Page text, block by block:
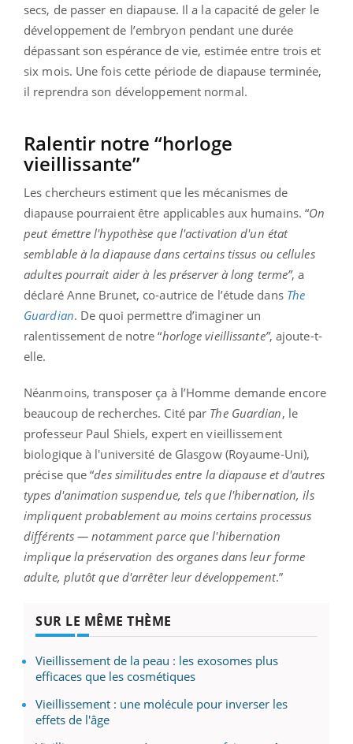
secs, de passer en diapause. Il a la capacité de geler le
développement de l’embryon pendant une durée
dépassant son espérance de vie, estimée entre trois et
six mois. Une fois cette période de diapause terminée,
il reprendra son développement normal.
Ralentir notre “horloge
vieillissante”
Les chercheurs estiment que les mécanismes de
diapause pourraient être applicables aux humains. “On
peut émettre l'hypothèse que l'activation d'un état
semblable à la diapause dans certains tissus ou cellules
adultes pourrait aider à les préserver à long terme”, a
déclaré Anne Brunet, co-autrice de l’étude dans The
Guardian. De quoi permettre d’imaginer un
ralentissement de notre “horloge vieillissante”, ajoute-t-
elle.
Néanmoins, transposer ça à l’Homme demande encore
beaucoup de recherches. Cité par The Guardian, le
professeur Paul Shiels, expert en vieillissement
biologique à l'université de Glasgow (Royaume-Uni),
précise que “des similitudes entre la diapause et d'autres
types d'animation suspendue, tels que l'hibernation, ils
impliquent probablement au moins certains processus
différents — notamment parce que l'hibernation
implique la préservation des organes dans leur forme
adulte, plutôt que d'arrêter leur développement.”
SUR LE MÊME THÈME
Vieillissement de la peau : les exosomes plus
efficaces que les cosmétiques
Vieillissement : une molécule pour inverser les
effets de l'âge